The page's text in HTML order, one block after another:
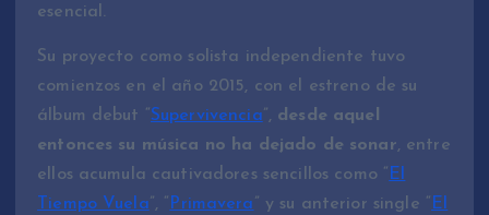
esencial.
Su proyecto como solista independiente tuvo
comienzos en el año 2015, con el estreno de su
álbum debut “ Supervivencia”, desde aquel
entonces su música no ha dejado de sonar, entre
ellos acumula cautivadores sencillos como “
El
Tiempo Vuela”, “ Primavera” y su anterior single “
El